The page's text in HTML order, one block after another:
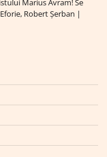
Marius Avram! Se
Robert Șerban |